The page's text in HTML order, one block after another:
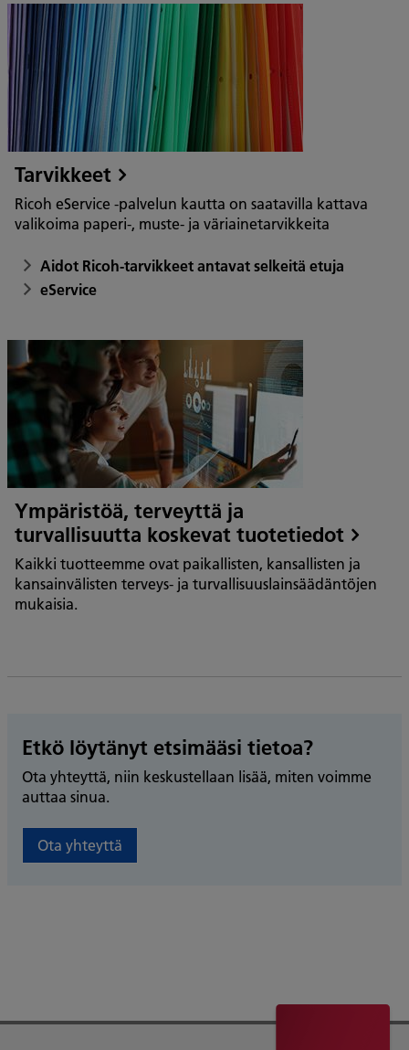
Tarvikkeet
Ricoh eService -palvelun kautta on saatavilla kattava
valikoima paperi-, muste- ja väriainetarvikkeita
Aidot Ricoh-tarvikkeet antavat selkeitä etuja
eService
Ympäristöä, terveyttä ja
turvallisuutta koskevat tuotetiedot
Kaikki tuotteemme ovat paikallisten, kansallisten ja
kansainvälisten terveys- ja turvallisuuslainsäädäntöjen
mukaisia.
Etkö löytänyt etsimääsi tietoa?
Ota yhteyttä, niin keskustellaan lisää, miten voimme
auttaa sinua.
Ota yhteyttä